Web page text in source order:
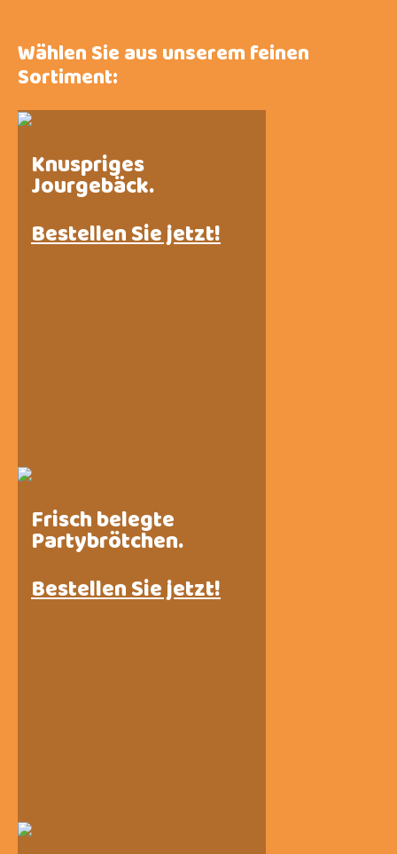
Wählen Sie aus unserem feinen
Sortiment:
Knuspriges
Jourgebäck.
Bestellen Sie jetzt!
Frisch belegte
Partybrötchen.
Bestellen Sie jetzt!